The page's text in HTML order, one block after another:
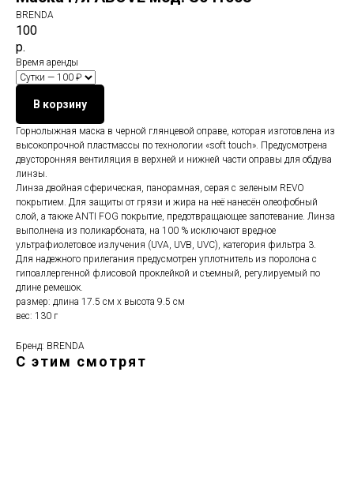
BRENDA
100
р.
Время аренды
В корзину
Горнолыжная маска в черной глянцевой оправе, которая изготовлена из
высокопрочной пластмассы по технологии «soft touch». Предусмотрена
двусторонняя вентиляция в верхней и нижней части оправы для обдува
линзы.
Линза двойная сферическая, панорамная, серая с зеленым REVO
покрытием. Для защиты от грязи и жира на неё нанесён олеофобный
слой, а также ANTI FOG покрытие, предотвращающее запотевание. Линза
выполнена из поликарбоната, на 100 % исключают вредное
ультрафиолетовое излучения (UVA, UVB, UVC), категория фильтра 3.
Для надежного прилегания предусмотрен уплотнитель из поролона с
гипоаллергенной флисовой проклейкой и съемный, регулируемый по
длине ремешок.
размер: длина 17.5 см х высота 9.5 см
вес: 130 г
Бренд: BRENDA
С этим смотрят